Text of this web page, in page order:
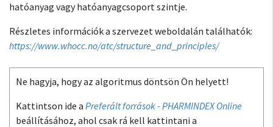
hatóanyag vagy hatóanyagcsoport szintje.
Részletes információk a szervezet weboldalán találhatók:
https://www.whocc.no/atc/structure_and_principles/
Ne hagyja, hogy az algoritmus döntsön Ön helyett!
Kattintson ide a Preferált források - PHARMINDEX Online
beállításához, ahol csak rá kell kattintani a